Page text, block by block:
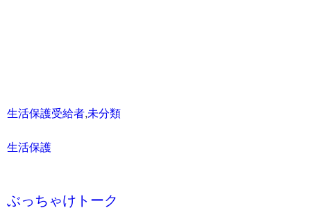
生活保護受給者,未分類
生活保護
ぶっちゃけトーク